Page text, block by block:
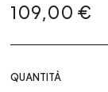
109,00 €
QUANTITÀ